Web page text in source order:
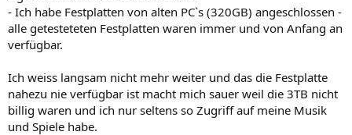
- Ich habe Festplatten von alten PC`s (320GB) angeschlossen -
alle getesteteten Festplatten waren immer und von Anfang an
verfügbar.
Ich weiss langsam nicht mehr weiter und das die Festplatte
nahezu nie verfügbar ist macht mich sauer weil die 3TB nicht
billig waren und ich nur seltens so Zugriff auf meine Musik
und Spiele habe.